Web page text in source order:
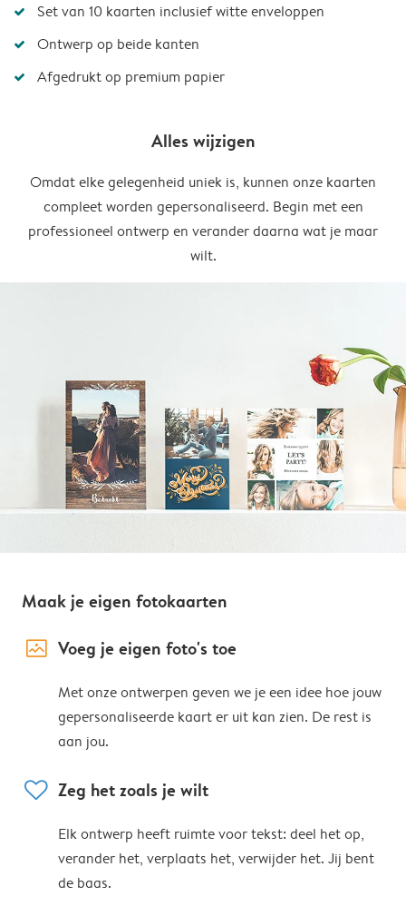
Set van 10 kaarten inclusief witte enveloppen
Ontwerp op beide kanten
Afgedrukt op premium papier
Alles wijzigen
Omdat elke gelegenheid uniek is, kunnen onze kaarten
compleet worden gepersonaliseerd. Begin met een
professioneel ontwerp en verander daarna wat je maar
wilt.
Maak je eigen fotokaarten
image_placeholder Voeg je eigen foto's toe
Met onze ontwerpen geven we je een idee hoe jouw
gepersonaliseerde kaart er uit kan zien. De rest is
aan jou.
heart Zeg het zoals je wilt
Elk ontwerp heeft ruimte voor tekst: deel het op,
verander het, verplaats het, verwijder het. Jij bent
de baas.